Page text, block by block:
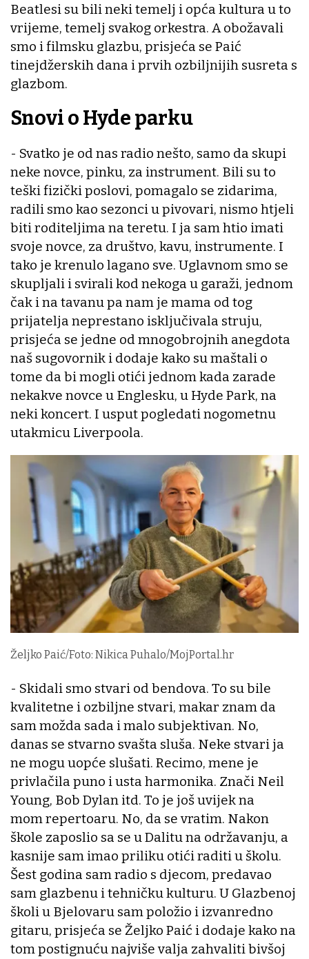
Beatlesi su bili neki temelj i opća kultura u to
vrijeme, temelj svakog orkestra. A obožavali
smo i filmsku glazbu, prisjeća se Paić
tinejdžerskih dana i prvih ozbiljnijih susreta s
glazbom.
Snovi o Hyde parku
- Svatko je od nas radio nešto, samo da skupi
neke novce, pinku, za instrument. Bili su to
teški fizički poslovi, pomagalo se zidarima,
radili smo kao sezonci u pivovari, nismo htjeli
biti roditeljima na teretu. I ja sam htio imati
svoje novce, za društvo, kavu, instrumente. I
tako je krenulo lagano sve. Uglavnom smo se
skupljali i svirali kod nekoga u garaži, jednom
čak i na tavanu pa nam je mama od tog
prijatelja neprestano isključivala struju,
prisjeća se jedne od mnogobrojnih anegdota
naš sugovornik i dodaje kako su maštali o
tome da bi mogli otići jednom kada zarade
nekakve novce u Englesku, u Hyde Park, na
neki koncert. I usput pogledati nogometnu
utakmicu Liverpoola.
Željko Paić/Foto: Nikica Puhalo/MojPortal.hr
- Skidali smo stvari od bendova. To su bile
kvalitetne i ozbiljne stvari, makar znam da
sam možda sada i malo subjektivan. No,
danas se stvarno svašta sluša. Neke stvari ja
ne mogu uopće slušati. Recimo, mene je
privlačila puno i usta harmonika. Znači Neil
Young, Bob Dylan itd. To je još uvijek na
mom repertoaru. No, da se vratim. Nakon
škole zaposlio sa se u Dalitu na održavanju, a
kasnije sam imao priliku otići raditi u školu.
Šest godina sam radio s djecom, predavao
sam glazbenu i tehničku kulturu. U Glazbenoj
školi u Bjelovaru sam položio i izvanredno
gitaru, prisjeća se Željko Paić i dodaje kako na
tom postignuću najviše valja zahvaliti bivšoj